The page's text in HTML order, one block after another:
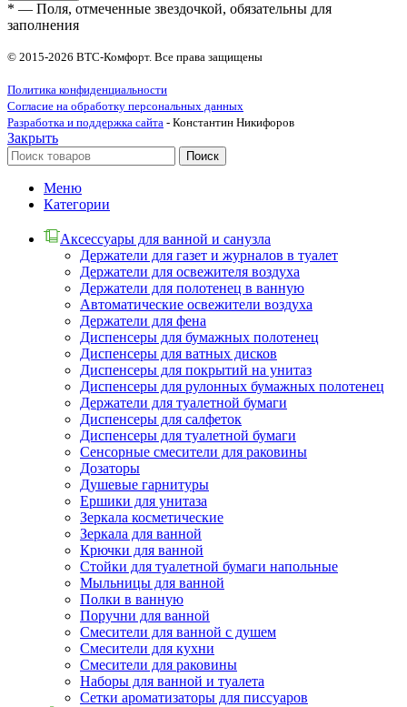
* — Поля, отмеченные звездочкой, обязательны для
заполнения
© 2015-2026 ВТС-Комфорт. Все права защищены
Политика конфиденциальности
Согласие на обработку персональных данных
Разработка и поддержка сайта - Константин Никифоров
Закрыть
Поиск
Меню
Категории
Аксессуары для ванной и санузла
Держатели для газет и журналов в туалет
Держатели для освежителя воздуха
Держатели для полотенец в ванную
Автоматические освежители воздуха
Держатели для фена
Диспенсеры для бумажных полотенец
Диспенсеры для ватных дисков
Диспенсеры для покрытий на унитаз
Диспенсеры для рулонных бумажных полотенец
Держатели для туалетной бумаги
Диспенсеры для салфеток
Диспенсеры для туалетной бумаги
Сенсорные смесители для раковины
Дозаторы
Душевые гарнитуры
Ершики для унитаза
Зеркала косметические
Зеркала для ванной
Крючки для ванной
Стойки для туалетной бумаги напольные
Мыльницы для ванной
Полки в ванную
Поручни для ванной
Смесители для ванной с душем
Смесители для кухни
Смесители для раковины
Наборы для ванной и туалета
Сетки ароматизаторы для писсуаров